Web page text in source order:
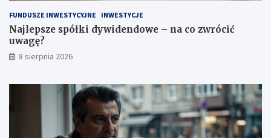
a
g
ę
?
FUNDUSZE INWESTYCYJNE INWESTYCJE
Najlepsze spółki dywidendowe – na co zwrócić
uwagę?
8 sierpnia 2026